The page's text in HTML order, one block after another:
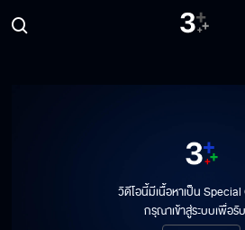
วิดีโอนี้มีเนื้อหาเป็น
กรุณาเข้าสู่ระบบเพื่อรั